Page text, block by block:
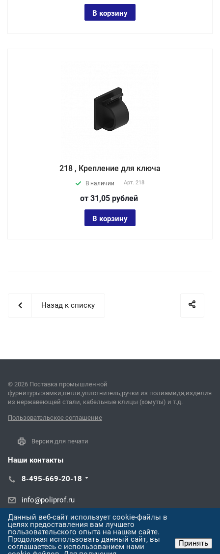
В корзину
218 , Крепление для ключа
В наличии Арт. 218
от 31,05 рублей
В корзину
Назад к списку
© 2026 Поставка промышленной
фурнитуры:замки,петли,уплотнитель,ручки из полиамида,изделия
из нержавеющей стали, кабельные клицы (хомуты) и т.д.
Пользовательское соглашение
Версия для печати
Наши контакты
8-495-669-20-18
info@poliprof.ru
Алматы просп. Назарбаева, 273
Данный веб-сайт использует cookie-файлы в
целях предоставления вам лучшего
пользовательского опыта на нашем сайте.
Продолжая использовать данный сайт, вы
соглашаетесь с использованием нами
Принять